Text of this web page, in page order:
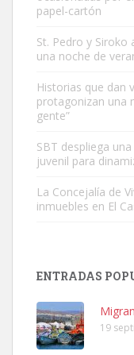
Busco adopción
hembra, 4 años. Por
Leales.org » Gran
Leales.org » Gran
papel-cartón
St. Pedro y Siroko
una noche de
Historias que dan
protagonizan una
gente”
SBT despliega
juvenil para
La Concejalía de
inmuebles en El
ENTRADAS
19